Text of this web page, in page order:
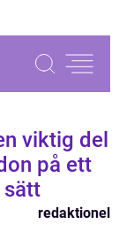
viktig del
på ett
redaktionel